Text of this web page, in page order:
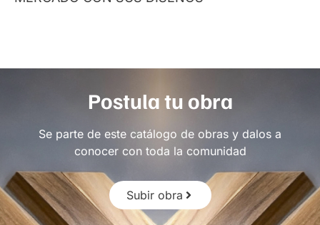
Postula tu obra
Se parte de este catálogo de obras y dalos a
conocer con toda la comunidad
Subir obra